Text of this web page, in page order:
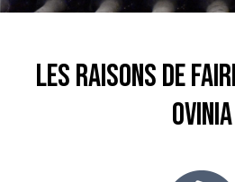
Les raisons de
Ovinia